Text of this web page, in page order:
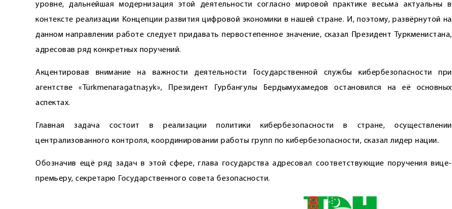
уровне, дальнейшая модернизация этой деятельности согласно мировой практике весьма актуальны в
контексте реализации Концепции развития цифровой экономики в нашей стране. И, поэтому, развёрнутой на
данном направлении работе следует придавать первостепенное значение, сказал Президент Туркменистана,
адресовав ряд конкретных поручений.
Акцентировав внимание на важности деятельности Государственной службы кибербезопасности при
агентстве «Türkmenaragatnaşyk», Президент Гурбангулы Бердымухамедов остановился на её основных
аспектах.
Главная задача состоит в реализации политики кибербезопасности в стране, осуществлении
централизованного контроля, координировании работы групп по кибербезопасности, сказал лидер нации.
Обозначив ещё ряд задач в этой сфере, глава государства адресовал соответствующие поручения вице-
премьеру, секретарю Государственного совета безопасности.